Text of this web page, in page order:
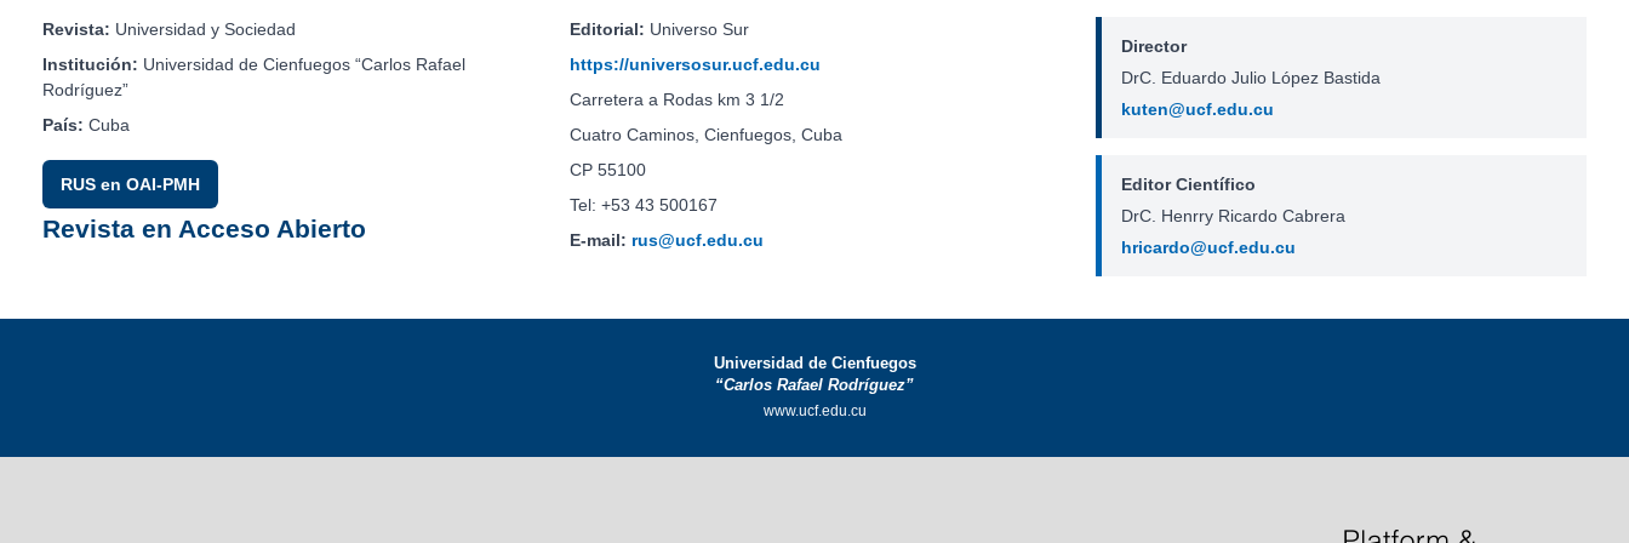
Revista: Universidad y Sociedad
Institución: Universidad de Cienfuegos “Carlos Rafael
Rodríguez”
País: Cuba
RUS en OAI-PMH
Revista en Acceso Abierto
Editorial: Universo Sur
https://universosur.ucf.edu.cu
Carretera a Rodas km 3 1/2
Cuatro Caminos, Cienfuegos, Cuba
CP 55100
Tel: +53 43 500167
E-mail: rus@ucf.edu.cu
Director
DrC. Eduardo Julio López Bastida
kuten@ucf.edu.cu
Editor Científico
DrC. Henrry Ricardo Cabrera
hricardo@ucf.edu.cu
Universidad de Cienfuegos
“Carlos Rafael Rodríguez”
www.ucf.edu.cu